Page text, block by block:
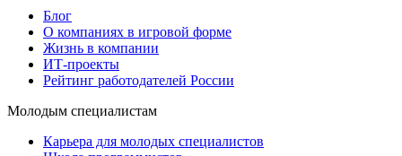
Блог
О компаниях в игровой форме
Жизнь в компании
ИТ-проекты
Рейтинг работодателей России
Молодым специалистам
Карьера для молодых специалистов